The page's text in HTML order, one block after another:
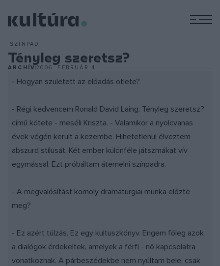
SZÍNPAD
Tényleg szeretsz?
ARCHÍV2006. FEBRUÁR 4.
- Hogyan született az előadás ötlete?
- Régi kedvencem Ronald David Laing: Tényleg szeretsz?
című kötete - meséli Kriszta. - Valamikor a nyolcvanas
évek végén került a kezembe. Hihetetlenül élveztem
abszurd stílusát. Két ember különféle játszmákat vív
egymással. Ezt próbáltam átemelni színpadra.
- A megvalósítást komoly dramaturgiai munka előzte
meg?
- Ez azért túlzás. Ez egy kultuszkönyv. Engem főleg azok
a dialógok érdekeltek, amelyek a férfi - nő kapcsolatra
vonatkoznak. A párbeszédekbe nem nyúltam bele, csak